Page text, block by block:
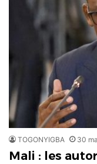
TOGONYIGBA 30
Mali : les